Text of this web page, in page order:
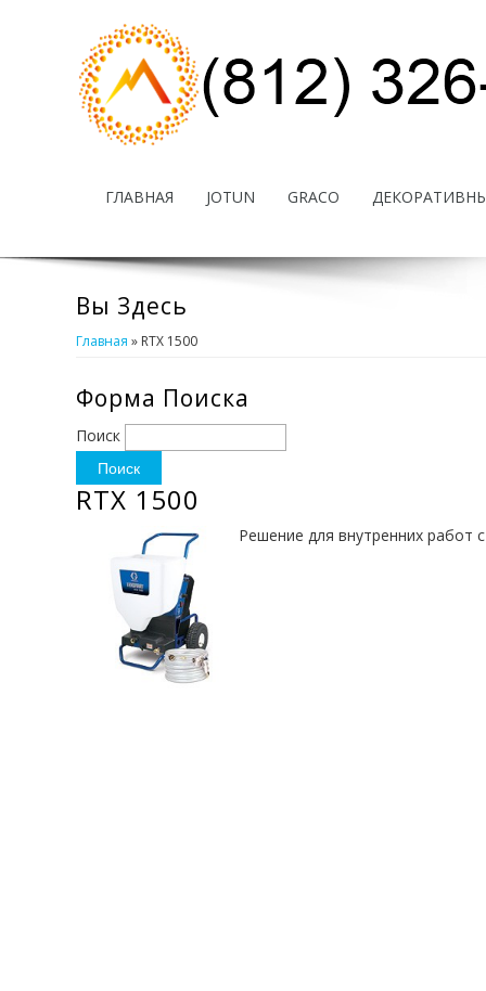
ГЛАВНАЯ JOTUN GRACO
Вы Здесь
Главная » RTX 1500
Форма Поиска
Поиск
RTX 1500
Решение для внутренних работ